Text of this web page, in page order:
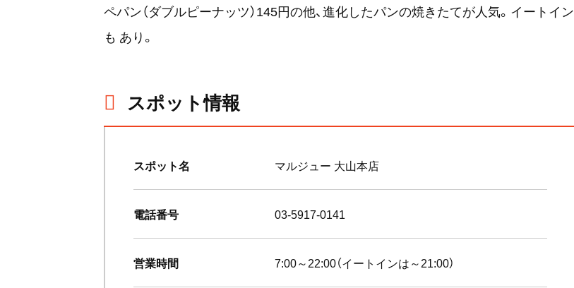
ペパン（ダブルピーナッツ）145円の他、進化したパンの焼きたてが人気。イートイン
も あり。
スポット情報
スポット名 マルジュー 大山本店
電話番号 03-5917-0141
営業時間 7:00～22:00（イートインは～21:00）